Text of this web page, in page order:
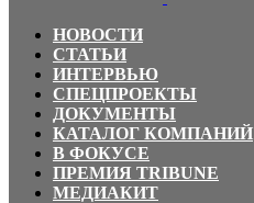
НОВОСТИ
СТАТЬИ
ИНТЕРВЬЮ
СПЕЦПРОЕКТЫ
ДОКУМЕНТЫ
КАТАЛОГ КОМПАНИЙ
В ФОКУСЕ
ПРЕМИЯ TRIBUNE
МЕДИАКИТ